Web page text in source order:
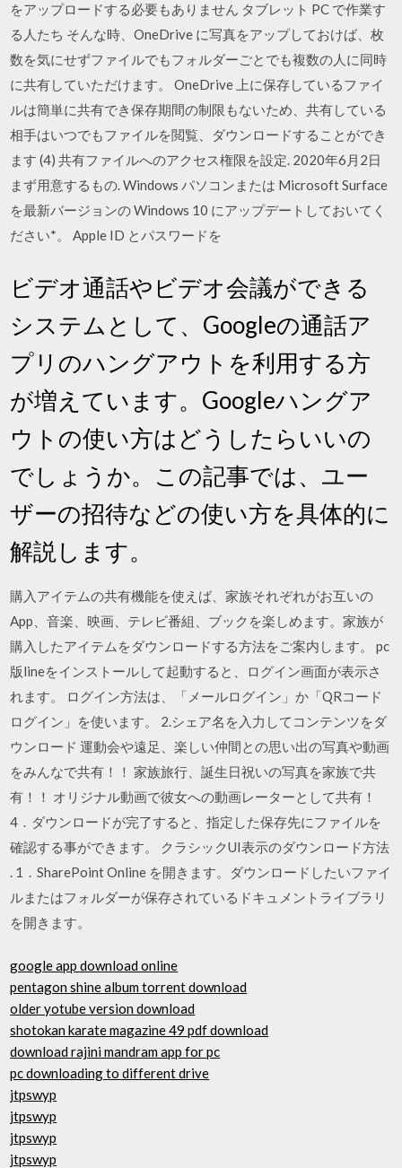
をアップロードする必要もありません タブレット PC で作業す
る人たち そんな時、OneDrive に写真をアップしておけば、枚
数を気にせずファイルでもフォルダーごとでも複数の人に同時
に共有していただけます。 OneDrive 上に保存しているファイ
ルは簡単に共有でき保存期間の制限もないため、共有している
相手はいつでもファイルを閲覧、ダウンロードすることができ
ます (4) 共有ファイルへのアクセス権限を設定. 2020年6月2日
まず用意するもの. Windows パソコンまたは Microsoft Surface
を最新バージョンの Windows 10 にアップデートしておいてく
ださい*。 Apple ID とパスワードを
ビデオ通話やビデオ会議ができる
システムとして、Googleの通話ア
プリのハングアウトを利用する方
が増えています。Googleハングア
ウトの使い方はどうしたらいいの
でしょうか。この記事では、ユー
ザーの招待などの使い方を具体的に
解説します。
購入アイテムの共有機能を使えば、家族それぞれがお互いの
App、音楽、映画、テレビ番組、ブックを楽しめます。家族が
購入したアイテムをダウンロードする方法をご案内します。 pc
版lineをインストールして起動すると、ログイン画面が表示さ
れます。 ログイン方法は、「メールログイン」か「QRコード
ログイン」を使います。 2.シェア名を入力してコンテンツをダ
ウンロード 運動会や遠足、楽しい仲間との思い出の写真や動画
をみんなで共有！！ 家族旅行、誕生日祝いの写真を家族で共
有！！ オリジナル動画で彼女への動画レーターとして共有！
4．ダウンロードが完了すると、指定した保存先にファイルを
確認する事ができます。 クラシックUI表示のダウンロード方法
. 1．SharePoint Online を開きます。ダウンロードしたいファイ
ルまたはフォルダーが保存されているドキュメントライブラリ
を開きます。
google app download online
pentagon shine album torrent download
older yotube version download
shotokan karate magazine 49 pdf download
download rajini mandram app for pc
pc downloading to different drive
jtpswyp
jtpswyp
jtpswyp
jtpswyp